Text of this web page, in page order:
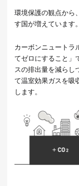
環境保護の観点から
す国が増えています。
カーボンニュートラ
てゼロにすること」
スの排出量を減らし
て温室効果ガスを吸
します。